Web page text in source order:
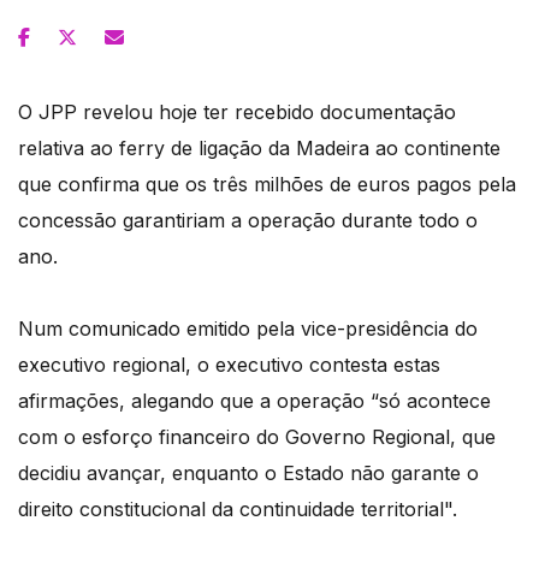
O JPP revelou hoje ter recebido documentação
relativa ao ferry de ligação da Madeira ao continente
que confirma que os três milhões de euros pagos pela
concessão garantiriam a operação durante todo o
ano.
Num comunicado emitido pela vice-presidência do
executivo regional, o executivo contesta estas
afirmações, alegando que a operação “só acontece
com o esforço financeiro do Governo Regional, que
decidiu avançar, enquanto o Estado não garante o
direito constitucional da continuidade territorial".